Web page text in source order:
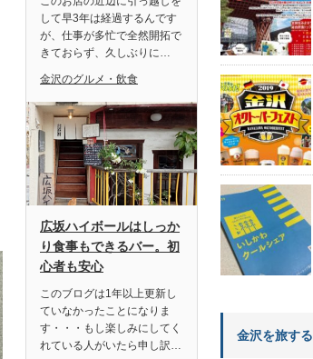
して早3年は経過するんです
が、仕事が多忙で全然開拓で
きておらず、久しぶりに…
金沢のグルメ・飲食
広坂ハイボールはしっか
り食事もできるバー。初
心者も安心
このブログは1年以上更新し
ていなかったことになりま
す・・・もし楽しみにしてく
れている人がいたら申し訳…
金沢を旅する